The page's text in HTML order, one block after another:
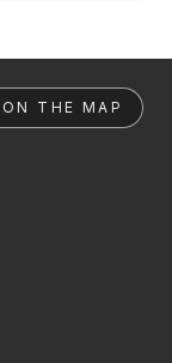
THE MAP